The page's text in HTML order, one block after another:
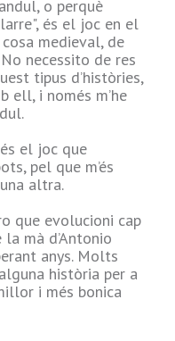
el
per a la
un
un
o perquè
és el joc en el
medieval, de
necessito de res
tipus d’històries,
ell, i només m’he
el joc que
pel que m’és
altra.
que evolucioni cap
mà d’Antonio
anys. Molts
història per a
i més bonica